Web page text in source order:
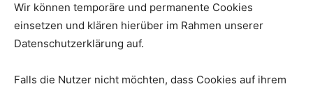
Wir können temporäre und permanente Cookies
einsetzen und klären hierüber im Rahmen unserer
Datenschutzerklärung auf.
Falls die Nutzer nicht möchten, dass Cookies auf ihrem